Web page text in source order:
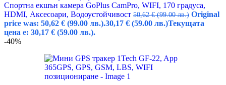
Спортна екшън камера GoPlus CamPro, WIFI, 170 градуса,
HDMI, Аксесоари, Водоустойчивост 50,62€ (99.00 лв.) Original
price was: 50,62 € (99.00 лв.).30,17 € (59.00 лв.)Текущата
цена е: 30,17 € (59.00 лв.).
-40%